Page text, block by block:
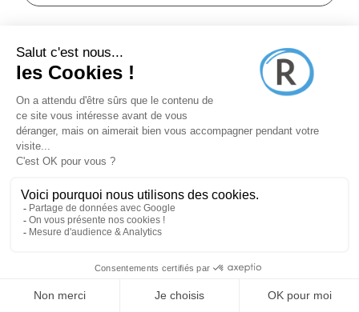
Annonce N°8647541
il y a 22 jours (15/07/2026)
Capifrance - Longwy (54400)
Conseiller en immobilier
Indépendant
Temps plein 30K
Annonce N°8647650